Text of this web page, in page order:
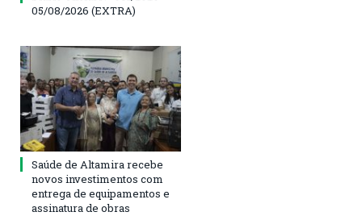
05/08/2026 (EXTRA)
Saúde de Altamira recebe
novos investimentos com
entrega de equipamentos e
assinatura de obras